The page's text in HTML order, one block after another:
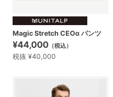
Magic Stretch CEOα パンツ
¥44,000 （税込）
税抜 ¥40,000